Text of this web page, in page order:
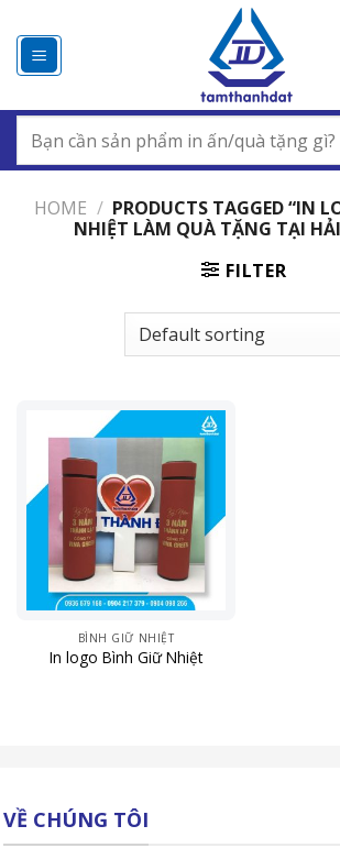
đến
nội
for:
HOME / PRODUCTS TAGGED “IN
NHIỆT LÀM QUÀ TẶNG TẠI
FILTER
BÌNH GIỮ NHIỆT
In logo Bình Giữ Nhiệt
VỀ CHÚNG TÔI